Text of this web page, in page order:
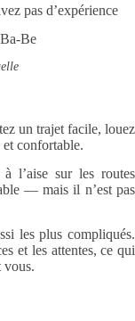
pas d’expérience
un trajet facile, louez
confortable.
l’aise sur les routes
— mais il n’est pas
les plus compliqués.
et les attentes, ce qui
vous.